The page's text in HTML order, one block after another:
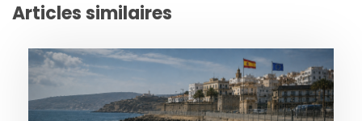
Articles similaires